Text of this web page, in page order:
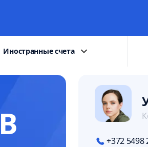
Иностранные счета
+372 5498